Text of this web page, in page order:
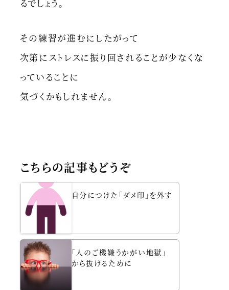
るでしょう。
その練習が進むにしたがって
次第にストレスに振り回されることが少なくな
っていることに
気づくかもしれません。
こちらの記事もどうぞ
自分につけた「ダメ印」を外す
「人のご機嫌うかがい地獄」
から抜けるために